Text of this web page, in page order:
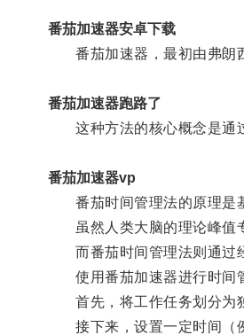
番茄加速器安卓下载
番茄加速器，最初由弗朗西
番茄加速器跑路了
这种方法的核心概念是通过
番茄加速器vp
番茄时间管理法的原理是基
虽然人类大脑的理论峰值专
而番茄时间管理法则通过经
使用番茄加速器进行时间管
首先，将工作任务划分为独
接下来，设置一定时间（例